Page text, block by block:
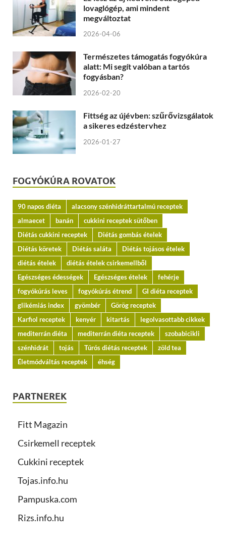
lovaglógép, ami mindent
megváltoztat
2026-04-06
Természetes támogatás fogyókúra
alatt: Mi segít valóban a tartós
fogyásban?
2026-02-20
Fittség az újévben: szűrővizsgálatok
a sikeres edzéstervhez
2026-01-27
FOGYÓKÚRA ROVATOK
90 napos diéta
alacsony szénhidráttartalmú receptek
almaecet
banán
cukkini receptek sütőben
Diétás cukkini receptek
Diétás gombás ételek
Diétás köretek
Diétás saláta
Diétás tojásos ételek
diétás ételek
diétás ételek csirkemellből
Egészséges édességek
Egészséges ételek
fehérje
fogyókúrás leves
fogyókúrás étrend
GI diéta receptek
glikémiás index
gyömbér
Görög receptek
Karfiol receptek
kenyér kitartás
legolvasottabb cikkek
mediterrán diéta
mediterrán diéta receptek
szobabicikli
szénhidrát
tojás Túrós diétás receptek
zöld tea
Életmódváltás receptek
éhség
PARTNEREK
Fitt Magazin
Csirkemell receptek
Cukkini receptek
Tojas.info.hu
Pampuska.com
Rizs.info.hu